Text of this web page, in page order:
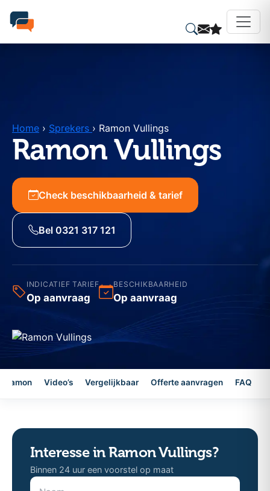
Home › Sprekers › Ramon Vullings
Ramon Vullings
Check beschikbaarheid & tarief
Bel 0321 317 121
INDICATIEF TARIEF
Op aanvraag
BESCHIKBAARHEID
Op aanvraag
Ramon Video’s Vergelijkbaar Offerte aanvragen FAQ
Interesse in Ramon Vullings?
Binnen 24 uur een voorstel op maat